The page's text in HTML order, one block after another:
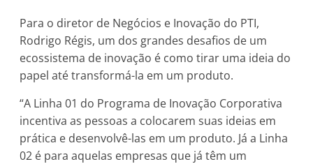
Para o diretor de Negócios e Inovação do PTI,
Rodrigo Régis, um dos grandes desafios de um
ecossistema de inovação é como tirar uma ideia do
papel até transformá-la em um produto.
“A Linha 01 do Programa de Inovação Corporativa
incentiva as pessoas a colocarem suas ideias em
prática e desenvolvê-las em um produto. Já a Linha
02 é para aquelas empresas que já têm um